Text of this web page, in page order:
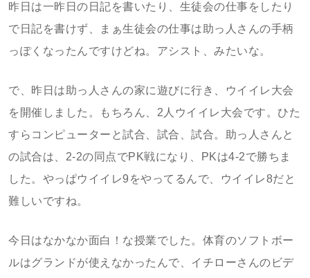
昨日は一昨日の日記を書いたり、生徒会の仕事をしたり
で日記を書けず、まぁ生徒会の仕事は助っ人さんの手柄
っぽくなったんですけどね。アシスト、みたいな。
で、昨日は助っ人さんの家に遊びに行き、ウイイレ大会
を開催しました。もちろん、2人ウイイレ大会です。ひた
すらコンピューターと試合、試合、試合。助っ人さんと
の試合は、2-2の同点でPK戦になり、PKは4-2で勝ちま
した。やっぱウイイレ9をやってるんで、ウイイレ8だと
難しいですね。
今日はなかなか面白！な授業でした。体育のソフトボー
ルはグランドが使えなかったんで、イチローさんのビデ